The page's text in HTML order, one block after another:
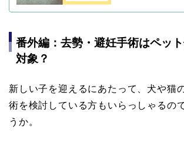
番外編：去勢・避妊手術はペッ
対象？
新しい子を迎えるにあたって、犬や猫
術を検討している方もいらっしゃるの
うか。